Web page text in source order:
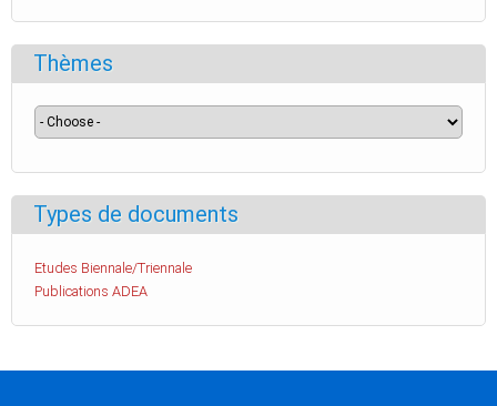
Thèmes
Types de documents
Etudes Biennale/Triennale
Publications ADEA